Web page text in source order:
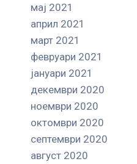
мај 2021
април 2021
март 2021
февруари 2021
јануари 2021
декември 2020
ноември 2020
октомври 2020
септември 2020
август 2020